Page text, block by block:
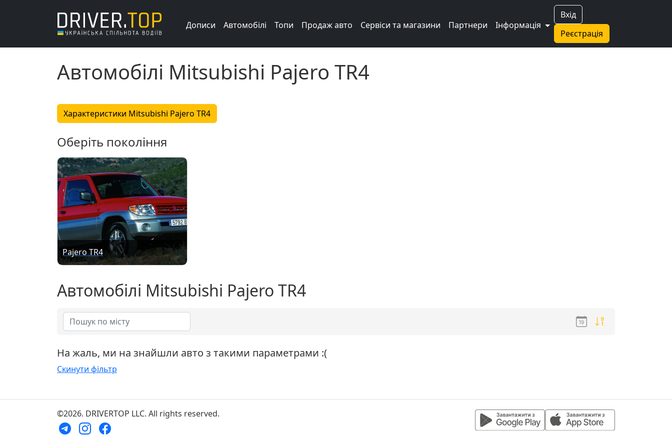
Вхід
Реєстрація
Дописи Автомобілі Топи Продаж авто Сервіси та магазини Партнери Інформація
Автомобілі Mitsubishi Pajero TR4
Характеристики Mitsubishi Pajero TR4
Оберіть покоління
Pajero TR4
Автомобілі Mitsubishi Pajero TR4
На жаль, ми на знайшли авто з такими параметрами :(
Скинути фільтр
©2026. DRIVERTOP LLC. All rights reserved.